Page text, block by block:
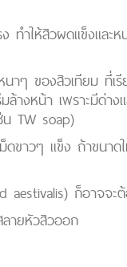
ทำให้สิวผดแข็งและ
าๆ ของสิวเทียม ที่เ
ล้างหน้า เพราะมีด่
น TW soap)
ดขาวๆ แข็ง ถ้าขนา
aestivalis) ก็อาจจะ
ลายหัวสิวออก